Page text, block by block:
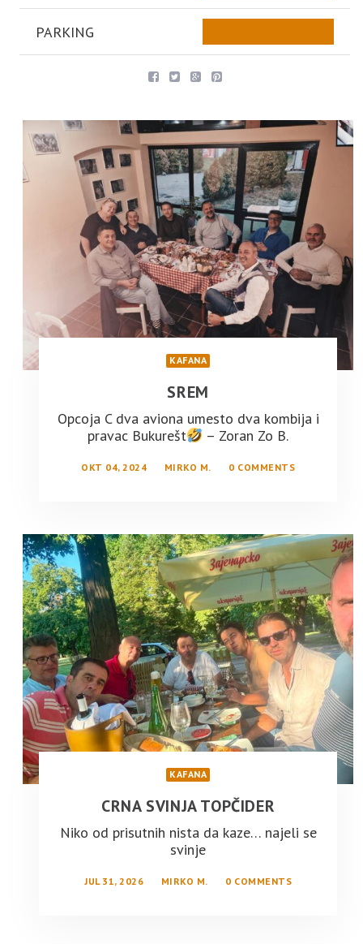
PARKING
KAFANA
SREM
Opcoja C dva aviona umesto dva kombija i
pravac Bukurešt
– Zoran Zo B.
OKT 04, 2024 MIRKO M. 0 COMMENTS
KAFANA
CRNA SVINJA TOPČIDER
Niko od prisutnih nista da kaze… najeli se
svinje
JUL 31, 2026 MIRKO M. 0 COMMENTS